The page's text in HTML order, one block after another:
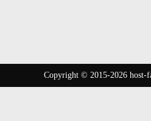
Copyright © 2015-2026 host-